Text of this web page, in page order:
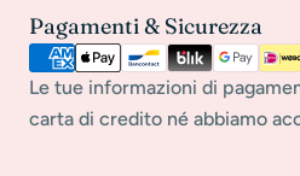
Pagamenti & Sicurezza
Metodi
pagamento
Le tue informazioni di
carta di credito né abbiamo